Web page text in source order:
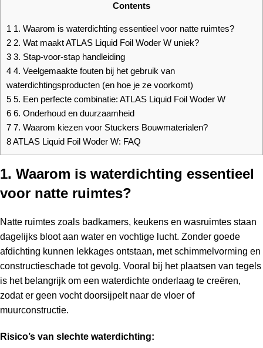
Contents
1 1. Waarom is waterdichting essentieel voor natte ruimtes?
2 2. Wat maakt ATLAS Liquid Foil Woder W uniek?
3 3. Stap-voor-stap handleiding
4 4. Veelgemaakte fouten bij het gebruik van
waterdichtingsproducten (en hoe je ze voorkomt)
5 5. Een perfecte combinatie: ATLAS Liquid Foil Woder W
6 6. Onderhoud en duurzaamheid
7 7. Waarom kiezen voor Stuckers Bouwmaterialen?
8ATLAS Liquid Foil Woder W: FAQ
1. Waarom is waterdichting essentieel
voor natte ruimtes?
Natte ruimtes zoals badkamers, keukens en wasruimtes staan
dagelijks bloot aan water en vochtige lucht. Zonder goede
afdichting kunnen lekkages ontstaan, met schimmelvorming en
constructieschade tot gevolg. Vooral bij het plaatsen van tegels
is het belangrijk om een waterdichte onderlaag te creëren,
zodat er geen vocht doorsijpelt naar de vloer of
muurconstructie.
Risico’s van slechte waterdichting: